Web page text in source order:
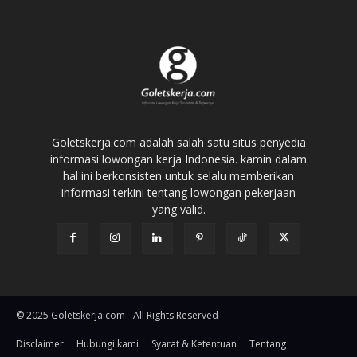
Goletskerja.com adalah salah satu situs penyedia
informasi lowongan kerja Indonesia. kamin dalam
hal ini berkonsisten untuk selalu memberikan
informasi terkini tentang lowongan pekerjaan
yang valid.
© 2025 Goletskerja.com - All Rights Reserved
Disclaimer Hubungi kami Syarat & Ketentuan Tentang